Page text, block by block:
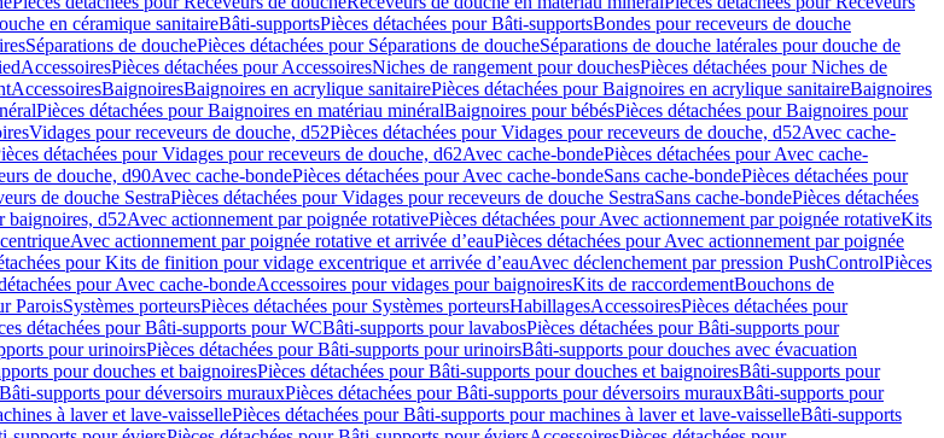
en céramique sanitaireBâti-supportsPièces détachées pour Bâti-supportsBondes pour receveurs de douche
Séparations de douchePièces détachées pour Séparations de doucheSéparations de douche latérales pour douche de
AccessoiresPièces détachées pour AccessoiresNiches de rangement pour douchesPièces détachées pour Niches de
AccessoiresBaignoiresBaignoires en acrylique sanitairePièces détachées pour Baignoires en acrylique sanitaireBaignoires
Pièces détachées pour Baignoires en matériau minéralBaignoires pour bébésPièces détachées pour Baignoires pour
Vidages pour receveurs de douche, d52Pièces détachées pour Vidages pour receveurs de douche, d52Avec cache-
détachées pour Vidages pour receveurs de douche, d62Avec cache-bondePièces détachées pour Avec cache-
de douche, d90Avec cache-bondePièces détachées pour Avec cache-bondeSans cache-bondePièces détachées pour
de douche SestraPièces détachées pour Vidages pour receveurs de douche SestraSans cache-bondePièces détachées
baignoires, d52Avec actionnement par poignée rotativePièces détachées pour Avec actionnement par poignée rotativeKits
Avec actionnement par poignée rotative et arrivée d’eauPièces détachées pour Avec actionnement par poignée
pour Kits de finition pour vidage excentrique et arrivée d’eauAvec déclenchement par pression PushControlPièces
pour Avec cache-bondeAccessoires pour vidages pour baignoiresKits de raccordementBouchons de
ParoisSystèmes porteursPièces détachées pour Systèmes porteursHabillagesAccessoiresPièces détachées pour
détachées pour Bâti-supports pour WCBâti-supports pour lavabosPièces détachées pour Bâti-supports pour
pour urinoirsPièces détachées pour Bâti-supports pour urinoirsBâti-supports pour douches avec évacuation
pour douches et baignoiresPièces détachées pour Bâti-supports pour douches et baignoiresBâti-supports pour
Bâti-supports pour déversoirs murauxPièces détachées pour Bâti-supports pour déversoirs murauxBâti-supports pour
à laver et lave-vaissellePièces détachées pour Bâti-supports pour machines à laver et lave-vaisselleBâti-supports